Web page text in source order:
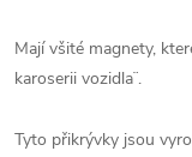
Mají všité magnety,
karoserii vozidla¨.
Tyto přikrývky jsou